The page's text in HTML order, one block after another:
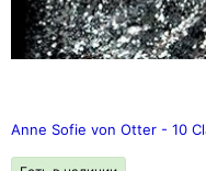
Anne Sofie von Otter - 10